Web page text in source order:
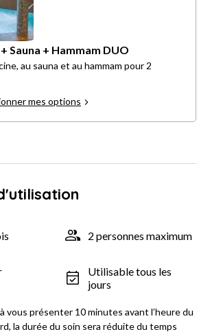
Sauna + Hammam DUO
au sauna et au hammam pour 2
mes options
2 personnes maximum
Utilisable tous les
jours
vous présenter 10 minutes avant l’heure du
la durée du soin sera réduite du temps